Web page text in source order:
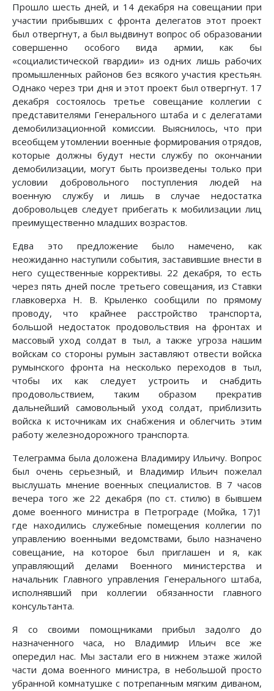
Прошло шесть дней, и 14 декабря на совещании при
участии прибывших с фронта делегатов этот проект
был отвергнут, а был выдвинут вопрос об образовании
совершенно особого вида армии, как бы
«социалистической гвардии» из одних лишь рабочих
промышленных районов без всякого участия крестьян.
Однако через три дня и этот проект был отвергнут. 17
декабря состоялось третье совещание коллегии с
представителями Генерального штаба и с делегатами
демобилизационной комиссии. Выяснилось, что при
всеобщем утомлении военные формирования отрядов,
которые должны будут нести службу по окончании
демобилизации, могут быть произведены только при
условии добровольного поступления людей на
военную службу и лишь в случае недостатка
добровольцев следует прибегать к мобилизации лиц
преимущественно младших возрастов.
Едва это предложение было намечено, как
неожиданно наступили события, заставившие внести в
него существенные коррективы. 22 декабря, то есть
через пять дней после третьего совещания, из Ставки
главковерха Н. В. Крыленко сообщили по прямому
проводу, что крайнее расстройство транспорта,
большой недостаток продовольствия на фронтах и
массовый уход солдат в тыл, а также угроза нашим
войскам со стороны румын заставляют отвести войска
румынского фронта на несколько переходов в тыл,
чтобы их как следует устроить и снабдить
продовольствием, таким образом прекратив
дальнейший самовольный уход солдат, приблизить
войска к источникам их снабжения и облегчить этим
работу железнодорожного транспорта.
Телеграмма была доложена Владимиру Ильичу. Вопрос
был очень серьезный, и Владимир Ильич пожелал
выслушать мнение военных специалистов. В 7 часов
вечера того же 22 декабря (по ст. стилю) в бывшем
доме военного министра в Петрограде (Мойка, 17)1
где находились служебные помещения коллегии по
управлению военными ведомствами, было назначено
совещание, на которое был приглашен и я, как
управляющий делами Военного министерства и
начальник Главного управления Генерального штаба,
исполнявший при коллегии обязанности главного
консультанта.
Я со своими помощниками прибыл задолго до
назначенного часа, но Владимир Ильич все же
опередил нас. Мы застали его в нижнем этаже жилой
части дома военного министра, в небольшой просто
убранной комнатушке с потрепанным мягким диваном,